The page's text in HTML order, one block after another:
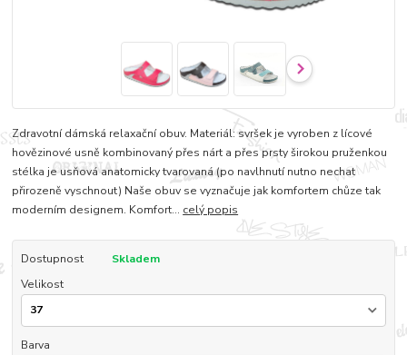
Zdravotní dámská relaxační obuv. Materiál: svršek je vyroben z lícové
hovězinové usně kombinovaný přes nárt a přes prsty širokou pruženkou
stélka je usňová anatomicky tvarovaná (po navlhnutí nutno nechat
přirozeně vyschnout) Naše obuv se vyznačuje jak komfortem chůze tak
moderním designem. Komfort... celý popis
Dostupnost
Skladem
Velikost
Barva